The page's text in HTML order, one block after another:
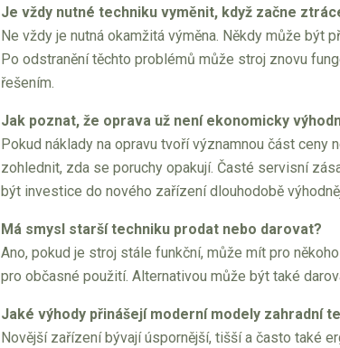
Je vždy nutné techniku vyměnit, když začne
Ne vždy je nutná okamžitá výměna. Někdy může
Po odstranění těchto problémů může stroj znovu
řešením.
Jak poznat, že oprava už není ekonomicky
Pokud náklady na opravu tvoří významnou část
zohlednit, zda se poruchy opakují. Časté servisní
být investice do nového zařízení dlouhodobě
Má smysl starší techniku prodat nebo darovat?
Ano, pokud je stroj stále funkční, může mít pro
pro občasné použití. Alternativou může být také
Jaké výhody přinášejí moderní modely zahradní
Novější zařízení bývají úspornější, tišší a často také